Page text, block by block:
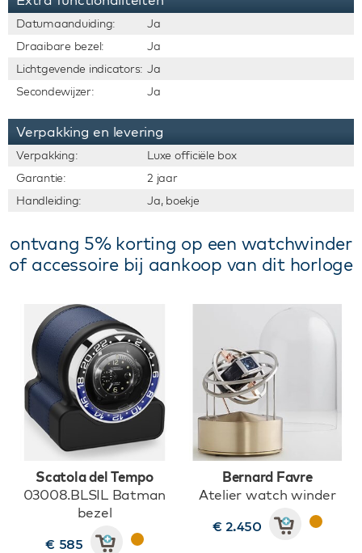
Datumaanduiding:
Ja
Draaibare bezel:
Ja
Lichtgevende indicators: Ja
Secondewijzer:
Ja
Verpakking en levering
Verpakking:
Luxe officiële box
Garantie:
2 jaar
Handleiding:
Ja, boekje
ontvang 5% korting op een watchwinder
of accessoire bij aankoop van dit horloge
Scatola del Tempo
03008.BLSIL Batman
bezel
€ 585
Bernard Favre
Atelier watch winder
€ 2.450